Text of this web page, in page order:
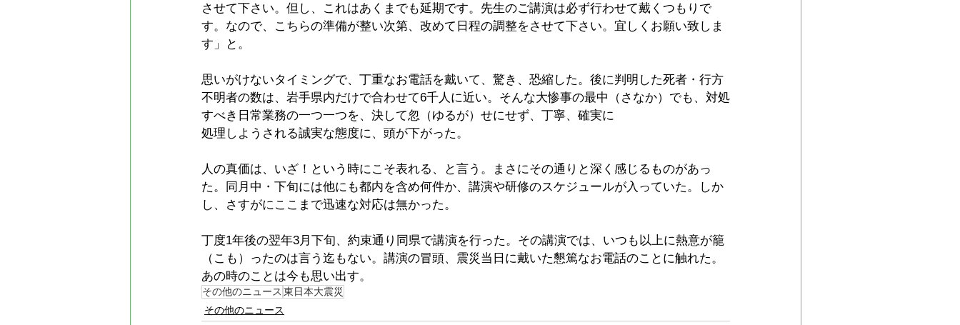
させて下さい。但し、これはあくまでも延期です。先生のご講演は必ず行わせて戴くつもりで
す。なので、こちらの準備が整い次第、改めて日程の調整をさせて下さい。宜しくお願い致しま
す」と。
思いがけないタイミングで、丁重なお電話を戴いて、驚き、恐縮した。後に判明した死者・行方
不明者の数は、岩手県内だけで合わせて6千人に近い。そんな大惨事の最中（さなか）でも、対処
すべき日常業務の一つ一つを、決して忽（ゆるが）せにせず、丁寧、確実に
処理しようされる誠実な態度に、頭が下がった。
人の真価は、いざ！という時にこそ表れる、と言う。まさにその通りと深く感じるものがあっ
た。同月中・下旬には他にも都内を含め何件か、講演や研修のスケジュールが入っていた。しか
し、さすがにここまで迅速な対応は無かった。
丁度1年後の翌年3月下旬、約束通り同県で講演を行った。その講演では、いつも以上に熱意が籠
（こも）ったのは言う迄もない。講演の冒頭、震災当日に戴いた懇篤なお電話のことに触れた。
あの時のことは今も思い出す。
その他のニュース 東日本大震災
その他のニュース